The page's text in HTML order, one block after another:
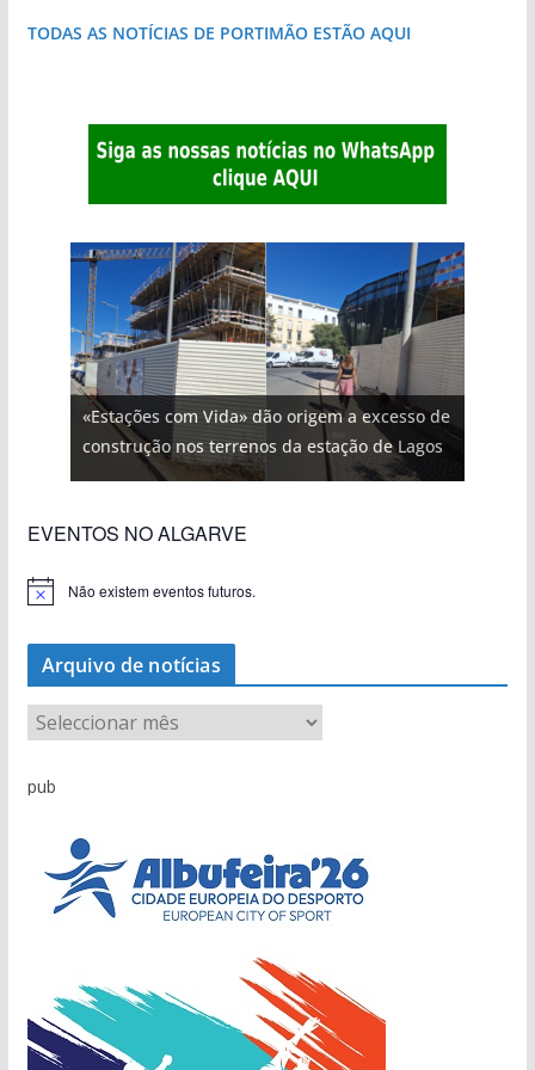
TODAS AS NOTÍCIAS DE PORTIMÃO ESTÃO AQUI
«Estações com Vida» dão origem a excesso de
construção nos terrenos da estação de Lagos
EVENTOS NO ALGARVE
Não existem eventos futuros.
Arquivo de notícias
q
o
t
pub